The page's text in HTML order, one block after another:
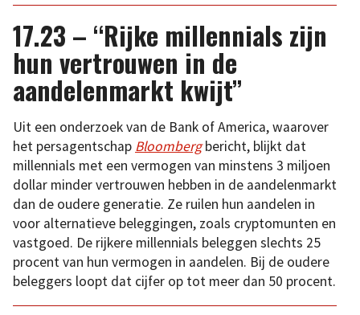
17.23 – “Rijke millennials zijn
hun vertrouwen in de
aandelenmarkt kwijt”
Uit een onderzoek van de Bank of America, waarover
het persagentschap Bloombergbericht, blijkt dat
millennials met een vermogen van minstens 3 miljoen
dollar minder vertrouwen hebben in de aandelenmarkt
dan de oudere generatie. Ze ruilen hun aandelen in
voor alternatieve beleggingen, zoals cryptomunten en
vastgoed. De rijkere millennials beleggen slechts 25
procent van hun vermogen in aandelen. Bij de oudere
beleggers loopt dat cijfer op tot meer dan 50 procent.